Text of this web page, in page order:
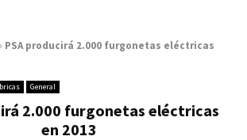
PSA producirá 2.000 furgonetas eléctricas
General
2.000 furgonetas eléctricas
en 2013